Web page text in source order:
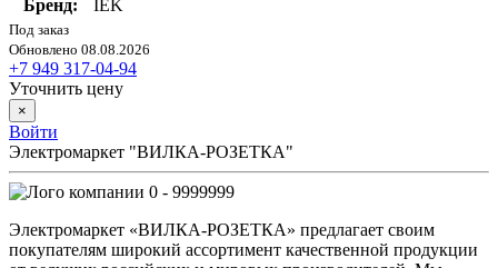
Бренд:
IEK
Под заказ
Обновлено 08.08.2026
+7 949 317-04-94
Уточнить цену
×
Войти
Электромаркет "ВИЛКА-РОЗЕТКА"
0 - 9999999
Электромаркет «ВИЛКА-РОЗЕТКА» предлагает своим
покупателям широкий ассортимент качественной продукции